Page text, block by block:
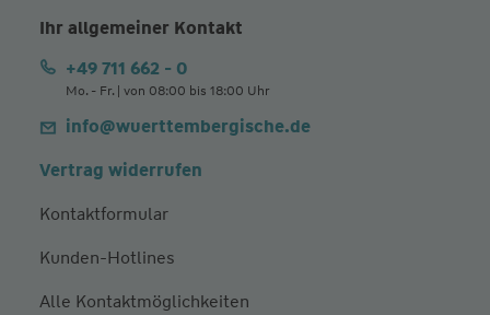
Ihr allgemeiner Kontakt
+49 711 662 - 0
Mo. - Fr. | von 08:00 bis 18:00 Uhr
info@wuerttembergische.de
Vertrag widerrufen
Kontaktformular
Kunden-Hotlines
Alle Kontaktmöglichkeiten